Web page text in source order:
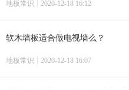
地板常识 2020-12-18 16:12
软木墙板适合做电视墙么？
地板常识 2020-12-18 16:07